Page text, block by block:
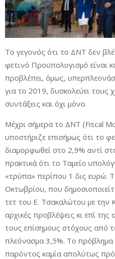
Το γεγονός ότι το ΔΝΤ δεν
φετινό Προϋπολογισμό είναι
προβλέπει, όμως,
για το 2019, δυσκολεύει τους
συντάξεις και όχι μόνο.
Μέχρι σήμερα το ΔΝΤ (Fiscal
υποστήριζε επισήμως ότι το
διαμορφωθεί στο 2,9% αντί
πρακτικά ότι το Ταμείο
«τρύπα» περίπου 1 δις ευρώ.
Οκτωβρίου, που
τετ του Ε. Τσακαλώτου με την
αρχικές προβλέψεις κι επί της
τους επίσημους στόχους από
πλεόνασμα 3,5%. Το πρόβλημα
παρόντος καμία απολύτως